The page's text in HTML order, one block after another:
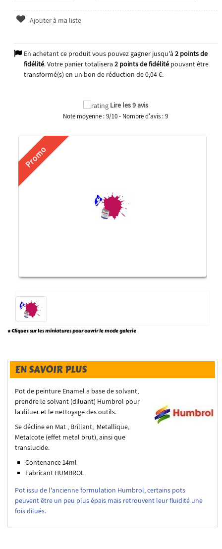
Ajouter à ma liste
En achetant ce produit vous pouvez gagner jusqu'à 2points de
fidélité. Votre panier totalisera 2points de fidélitépouvant être
transformé(s) en un bon de réduction de0,04 €.
Lire les 9 avis
Note moyenne :9/10- Nombre d'avis :9
Promo
* Cliquez sur les miniatures pour ouvrir le mode galerie
EN SAVOIR PLUS
Pot de peinture Enamel a base de solvant,
prendre le solvant (diluant) Humbrol pour
la diluer et le nettoyage des outils.
Se décline en Mat , Brillant, Metallique,
Metalcote (effet metal brut), ainsi que
translucide.
Contenance 14ml
Fabricant HUMBROL
Pot issu de l'ancienne formulation Humbrol, certains pots
peuvent être un peu plus épais mais retrouvent leur fluidité une
fois dilués.